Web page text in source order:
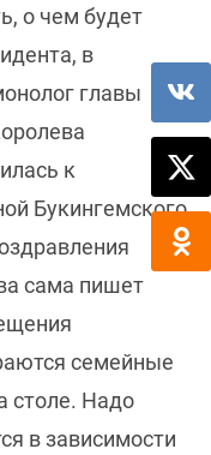
о чем будет
в
главы
к
Букингемского
сама пишет
семейные
столе. Надо
в зависимости